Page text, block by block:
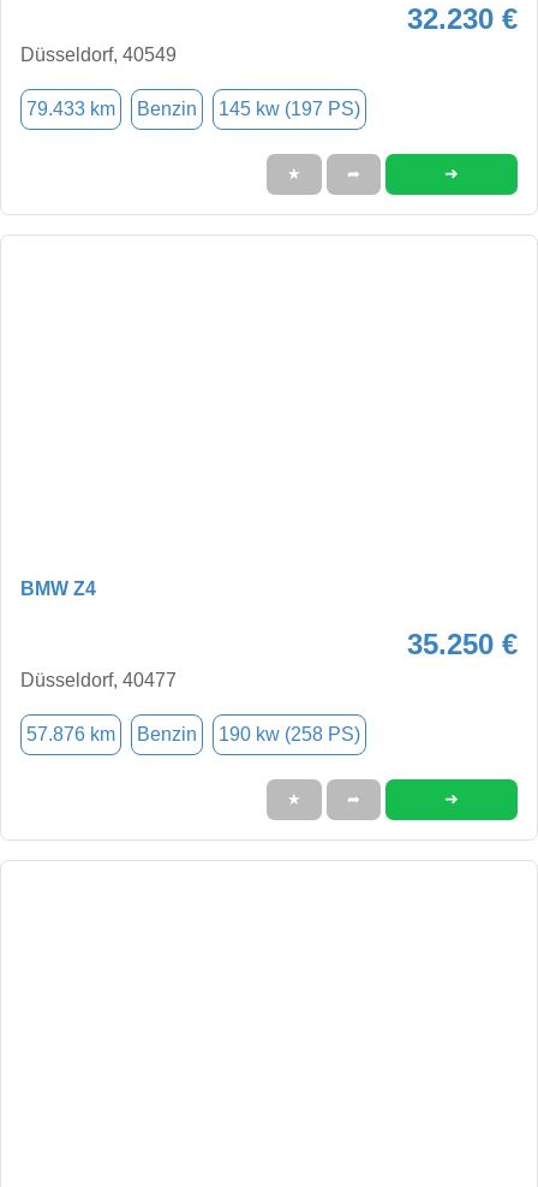
32.230 €
Düsseldorf, 40549
79.433 km Benzin 145 kw (197 PS)
★ ➦ ➜
BMW Z4
35.250 €
Düsseldorf, 40477
57.876 km Benzin 190 kw (258 PS)
★ ➦ ➜